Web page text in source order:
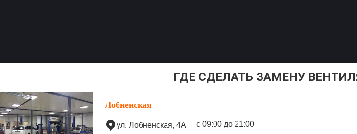
ГДЕ СДЕЛАТЬ ЗАМЕНУ
Лобненская
ул. Лобненская, 4А с 09:00 до 21:00